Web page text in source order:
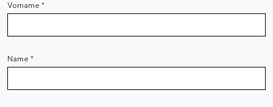
Vorname *
Name *